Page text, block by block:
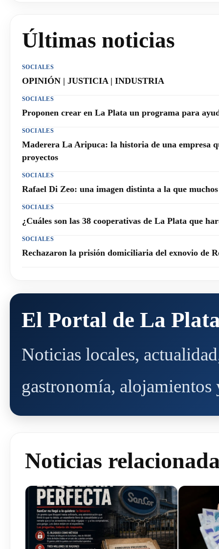
Últimas noticias
SOCIALES
OPINIÓN | JUSTICIA | INDUSTRIA
SOCIALES
Proponen crear en La Plata un programa para
SOCIALES
Maderera La Aripuca: la historia de una empresa
proyectos
SOCIALES
Rafael Di Zeo: una imagen distinta a la que
SOCIALES
¿Cuáles son las 38 cooperativas de La Plata que
SOCIALES
Rechazaron la prisión domiciliaria del exnovio de
El Portal de La
Noticias locales,
gastronomía,
Noticias